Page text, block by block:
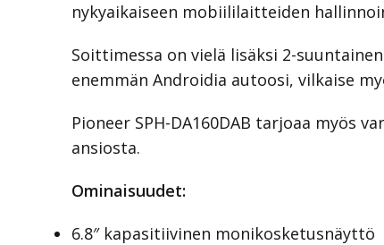
nykyaikaiseen mobiililaitteiden
Soittimessa on vielä lisäksi 2-
enemmän Androidia autoosi, vilkaise
Pioneer SPH-DA160DAB tarjoaa myös
ansiosta.
Ominaisuudet:
6.8″ kapasitiivinen monikosketusnäyttö